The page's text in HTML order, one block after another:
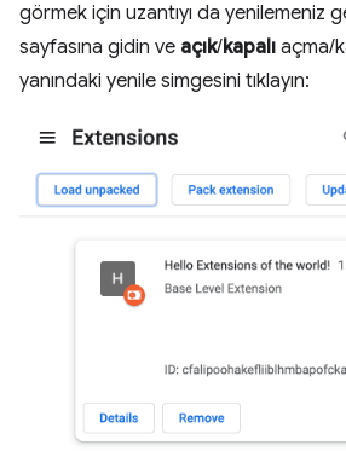
görmek için uzantıyı da yenilemeniz
sayfasına gidin ve açık/kapalı açma/
yanındaki yenile simgesini tıklayın: